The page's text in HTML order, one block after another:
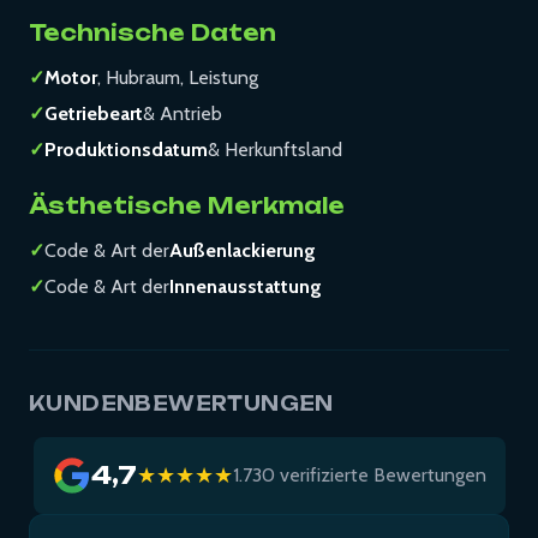
Technische Daten
✓Motor, Hubraum, Leistung
✓Getriebeart& Antrieb
✓Produktionsdatum& Herkunftsland
Ästhetische Merkmale
✓Code & Art derAußenlackierung
✓Code & Art derInnenausstattung
KUNDENBEWERTUNGEN
4,7★★★★★1.730 verifizierte Bewertungen